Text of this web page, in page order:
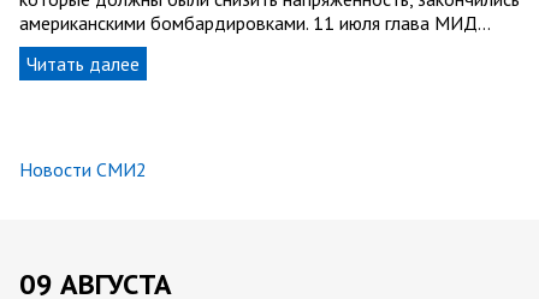
американскими бомбардировками. 11 июля глава МИД…
Читать далее
Новости СМИ2
09 АВГУСТА